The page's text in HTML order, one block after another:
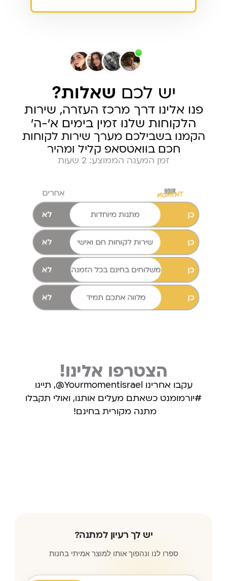
יש לכם שאלות?
פנו אלינו דרך מרכז העזרה, שירות
הלקוחות שלנו זמין בימים א׳-ה׳
הקמנו בשבילכם מערך שירות לקוחות
חכם בוואטסאפ קליל ומהיר
זמן המענה הממוצע: 2 שעות
הצטרפו אלינו!
עקבו אחרינו Yourmomentisrael@, תייגו
#יורמומנט כשאתם מעלים אותנו, ואולי תקבלו
מתנה מקורית בחינם!
יש לך רעיון למתנה?
ספרו לנו ונהפוך אותו למוצר אמיתי בחנות